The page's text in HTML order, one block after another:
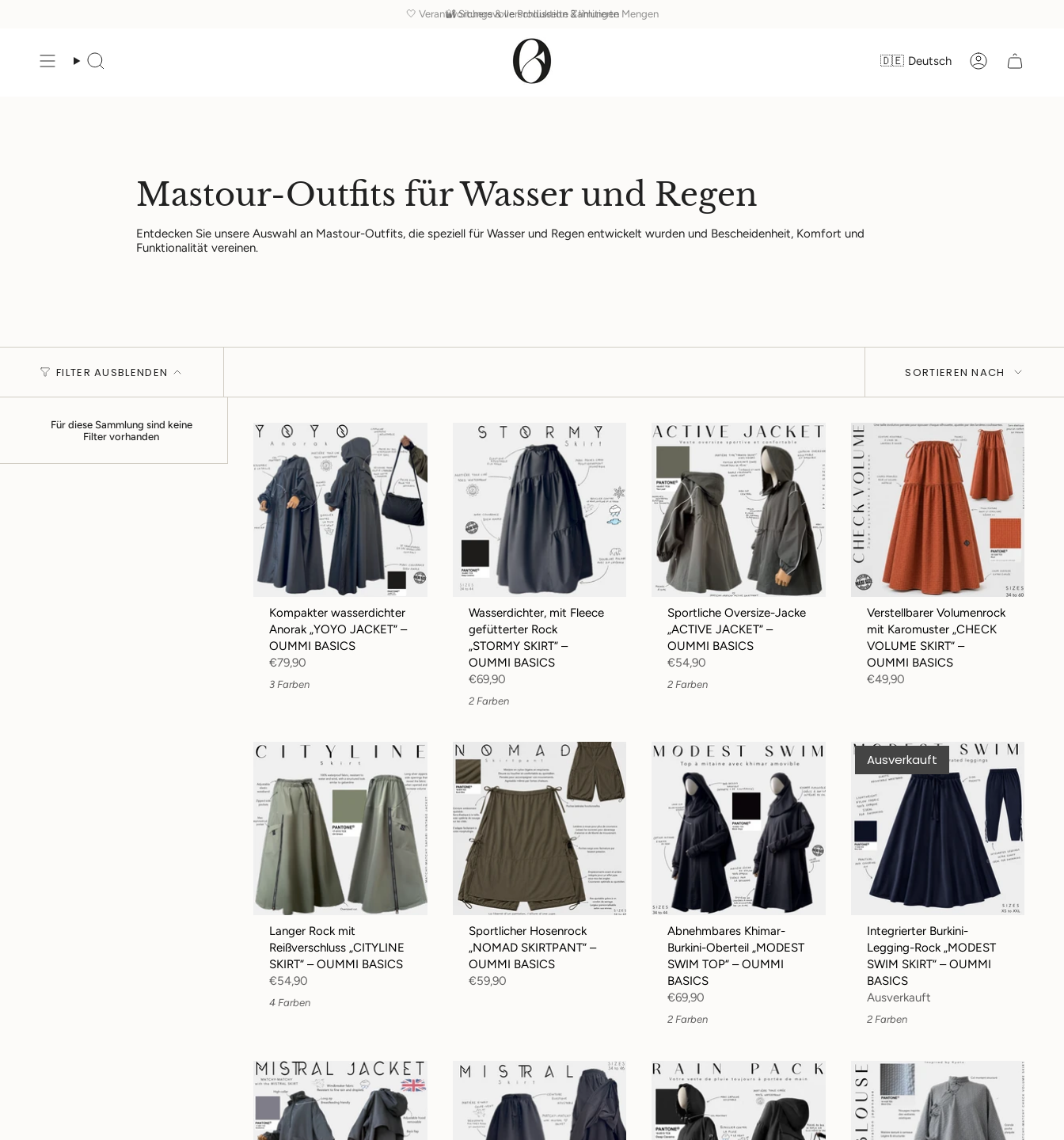
🤍 Verantwortungsvolle Produktion & limitierte Mengen
Suche Sprache
🇩🇪 Deutsch Konto
Mastour-Outfits für Wasser und Regen
Entdecken Sie unsere Auswahl an Mastour-Outfits, die speziell für Wasser und Regen entwickelt wurden und Bescheidenheit, Komfort und
Funktionalität vereinen.
FILTER AUSBLENDEN
Sortieren
nach
SORTIEREN NACH
Für diese Sammlung sind keine
Filter vorhanden
Kompakter wasserdichter
Anorak „YOYO JACKET“ –
OUMMI BASICS
€79,90
3 Farben
Wasserdichter, mit Fleece
gefütterter Rock
„STORMY SKIRT“ –
OUMMI BASICS
€69,90
2 Farben
Sportliche Oversize-Jacke
„ACTIVE JACKET“ –
OUMMI BASICS
€54,90
2 Farben
Verstellbarer Volumenrock
mit Karomuster „CHECK
VOLUME SKIRT“ –
OUMMI BASICS
€49,90
Langer Rock mit
Reißverschluss „CITYLINE
SKIRT“ – OUMMI BASICS
€54,90
4 Farben
Sportlicher Hosenrock
„NOMAD SKIRTPANT“ –
OUMMI BASICS
€59,90
Abnehmbares Khimar-
Burkini-Oberteil „MODEST
SWIM TOP“ – OUMMI
BASICS
€69,90
2 Farben
Ausverkauft
Integrierter Burkini-
Legging-Rock „MODEST
SWIM SKIRT“ – OUMMI
BASICS
Ausverkauft
2 Farben